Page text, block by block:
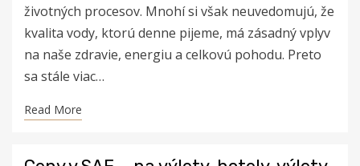
životných procesov. Mnohí si však neuvedomujú, že
kvalita vody, ktorú denne pijeme, má zásadný vplyv
na naše zdravie, energiu a celkovú pohodu. Preto
sa stále viac…
Read More